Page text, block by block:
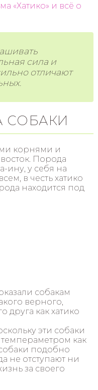
«Хатико» и всё о
сила и
отличают
СОБАКИ
корнями и
Порода
ину, у себя на
в честь хатико
находится под
собакам
верного,
друга как хатико
эти собаки
как
подобно
не отступают ни
за своего